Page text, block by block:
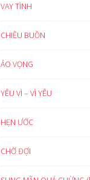
VAY TÌNH
CHIỀU BUỒN
ẢO VỌNG
YÊU VÌ – VÌ YÊU
HẸN ƯỚC
CHỜ ĐỢI